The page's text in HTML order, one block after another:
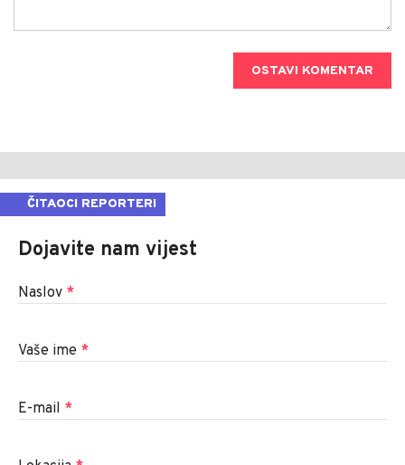
OSTAVI KOMENTAR
ČITAOCI REPORTERI
Dojavite nam vijest
Naslov *
Vaše ime *
E-mail *